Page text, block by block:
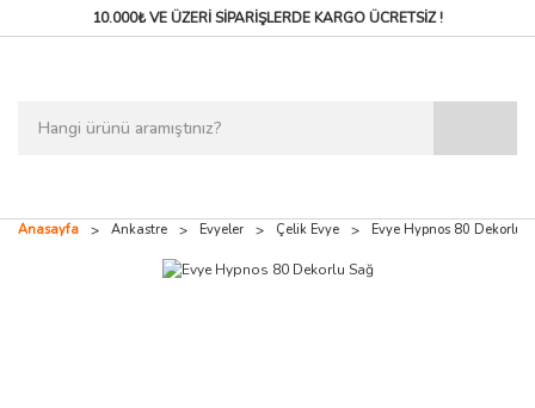
10.000₺ VE ÜZERİ SİPARİŞLERDEKARGO ÜCRETSİZ !
Anasayfa Ankastre Evyeler Çelik Evye Evye Hypnos 80 Dekorlu